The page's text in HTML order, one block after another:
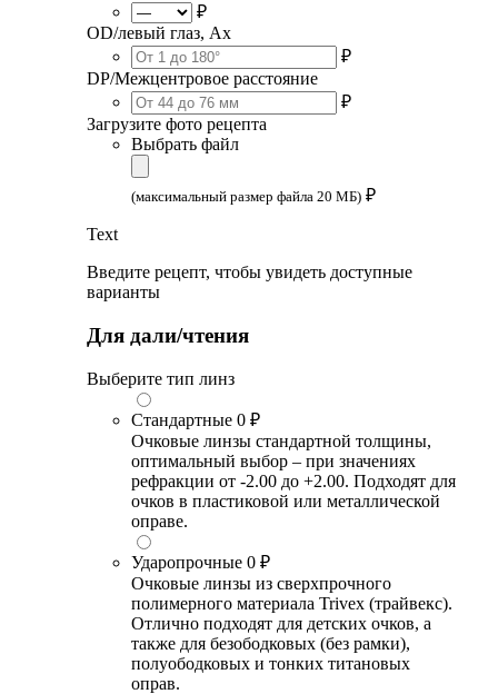
₽
OD/левый глаз, Ax
₽
DP/Межцентровое расстояние
₽
Загрузите фото рецепта
Выбрать файл
(максимальный размер файла 20 МБ) ₽
Text
Введите рецепт, чтобы увидеть доступные
варианты
Для дали/чтения
Выберите тип линз
Стандартные 0 ₽
Очковые линзы стандартной толщины,
оптимальный выбор – при значениях
рефракции от -2.00 до +2.00. Подходят для
очков в пластиковой или металлической
оправе.
Ударопрочные 0 ₽
Очковые линзы из сверхпрочного
полимерного материала Trivex (трайвекс).
Отлично подходят для детских очков, а
также для безободковых (без рамки),
полуободковых и тонких титановых
оправ.